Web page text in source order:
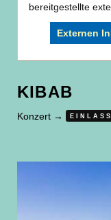
bereitgestellte
Externen
KIBAB
Konzert →